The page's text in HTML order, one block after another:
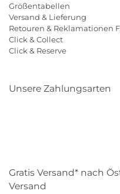
Größentabellen
Versand & Lieferung
Retouren & Reklamationen
Click & Collect
Click & Reserve
Unsere Zahlungsarten
Gratis Versand* nach
Versand